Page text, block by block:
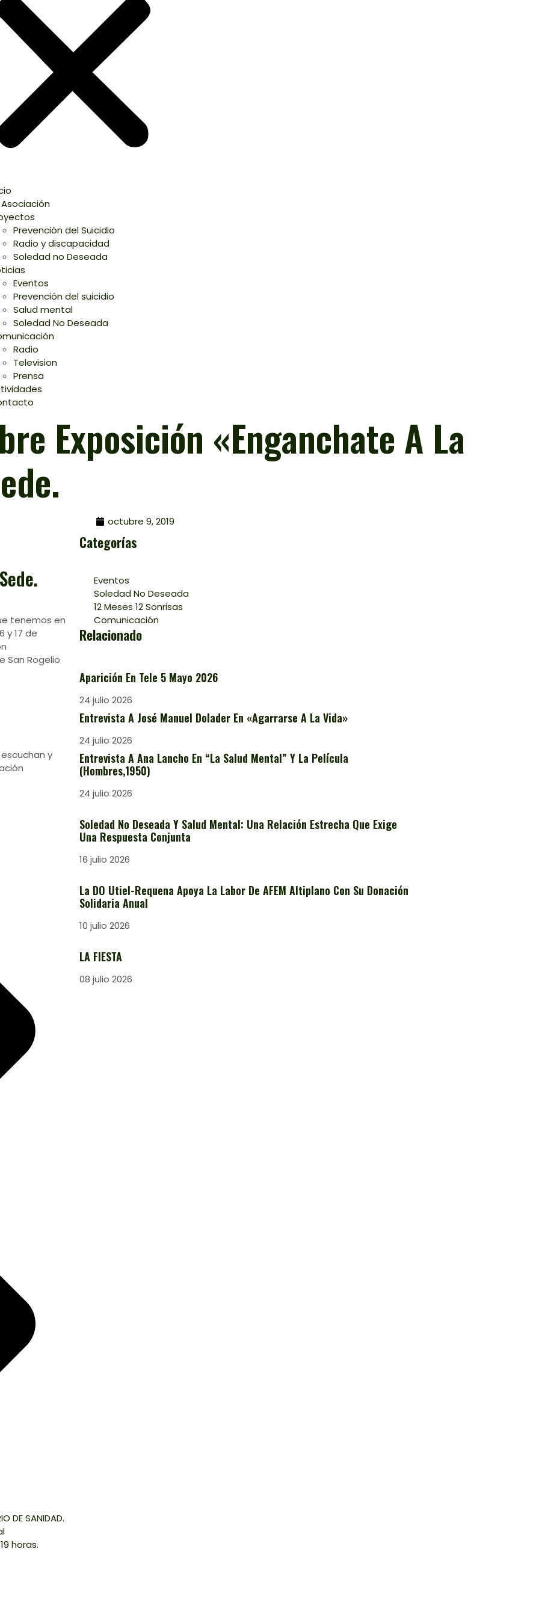
Asociación
Prevención del Suicidio
Radio y discapacidad
Soledad no Deseada
Eventos
Prevención del suicidio
Salud mental
Soledad No Deseada
Radio
Television
Prensa
Exposición «enganchate A La
octubre 9, 2019
tenemos en
y 17 de
San Rogelio
y
DE SANIDAD.
horas.
Categorías
Eventos
Soledad No Deseada
12 Meses 12 Sonrisas
Comunicación
Relacionado
Aparición En Tele 5 Mayo 2026
24 julio 2026
Entrevista A José Manuel Dolader En «Agarrarse A La Vida»
24 julio 2026
Entrevista A Ana Lancho En “La Salud Mental” Y La Película
(Hombres,1950)
24 julio 2026
Soledad No Deseada Y Salud Mental: Una Relación Estrecha Que Exige
Una Respuesta Conjunta
16 julio 2026
La DO Utiel-Requena Apoya La Labor De AFEM Altiplano Con Su Donación
Solidaria Anual
10 julio 2026
LA FIESTA
08 julio 2026